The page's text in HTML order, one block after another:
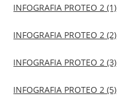
INFOGRAFIA PROTEO 2 (1)
INFOGRAFIA PROTEO 2 (2)
INFOGRAFIA PROTEO 2 (3)
INFOGRAFIA PROTEO 2 (5)